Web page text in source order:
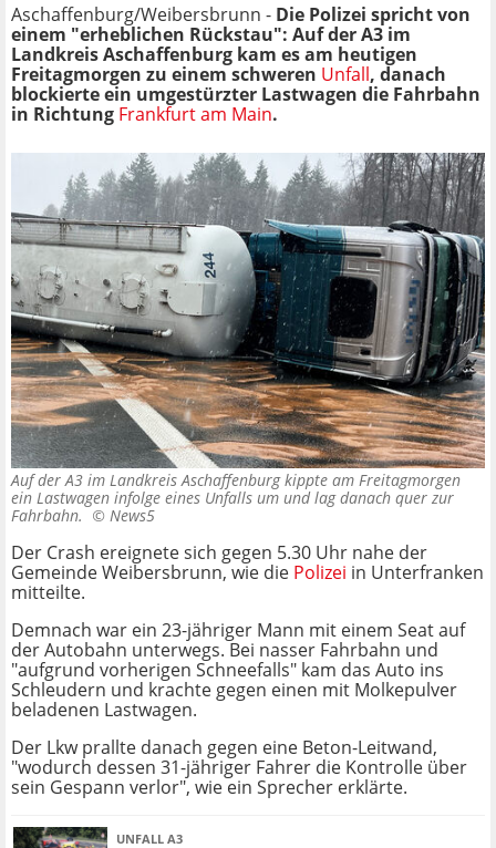
Aschaffenburg/Weibersbrunn - Die Polizei spricht von
einem "erheblichen Rückstau": Auf der A3 im
Landkreis Aschaffenburg kam es am heutigen
Freitagmorgen zu einem schweren Unfall, danach
blockierte ein umgestürzter Lastwagen die Fahrbahn
in Richtung Frankfurt am Main.
Auf der A3 im Landkreis Aschaffenburg kippte am Freitagmorgen
ein Lastwagen infolge eines Unfalls um und lag danach quer zur
Fahrbahn. © News5
Der Crash ereignete sich gegen 5.30 Uhr nahe der
Gemeinde Weibersbrunn, wie die Polizei in Unterfranken
mitteilte.
Demnach war ein 23-jähriger Mann mit einem Seat auf
der Autobahn unterwegs. Bei nasser Fahrbahn und
"aufgrund vorherigen Schneefalls" kam das Auto ins
Schleudern und krachte gegen einen mit Molkepulver
beladenen Lastwagen.
Der Lkw prallte danach gegen eine Beton-Leitwand,
"wodurch dessen 31-jähriger Fahrer die Kontrolle über
sein Gespann verlor", wie ein Sprecher erklärte.
UNFALL A3